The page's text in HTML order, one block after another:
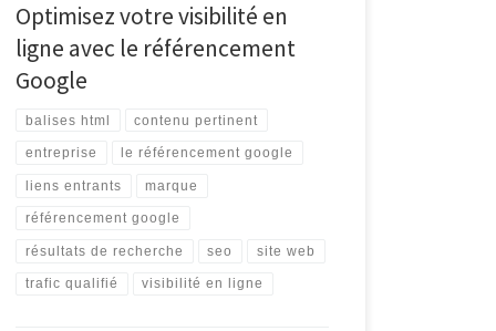
Optimisez votre visibilité en
ligne avec le référencement
Google
balises html contenu pertinent
entreprise le référencement google
liens entrants marque
référencement google
résultats de recherche seo site web
trafic qualifié visibilité en ligne